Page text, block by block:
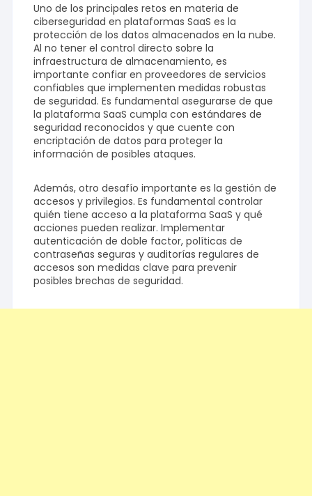
Uno de los principales retos en materia de
ciberseguridad en plataformas SaaS es la
protección de los datos almacenados en la nube.
Al no tener el control directo sobre la
infraestructura de almacenamiento, es
importante confiar en proveedores de servicios
confiables que implementen medidas robustas
de seguridad. Es fundamental asegurarse de que
la plataforma SaaS cumpla con estándares de
seguridad reconocidos y que cuente con
encriptación de datos para proteger la
información de posibles ataques.
Además, otro desafío importante es la gestión de
accesos y privilegios. Es fundamental controlar
quién tiene acceso a la plataforma SaaS y qué
acciones pueden realizar. Implementar
autenticación de doble factor, políticas de
contraseñas seguras y auditorías regulares de
accesos son medidas clave para prevenir
posibles brechas de seguridad.